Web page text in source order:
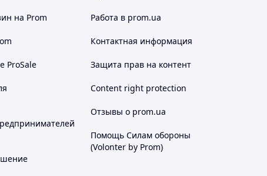
4 секунды, пока не загорится
кнопки + / - .
3-4 секунды, пока не
избегая попадания воды в пульт
бактерицидными спреями для
на Prom
ProSale
Работа в prom.ua
Контактная информация
Защита прав на контент
Content right protection
Отзывы о prom.ua
Помощь Силам обороны
(Volonter by Prom)